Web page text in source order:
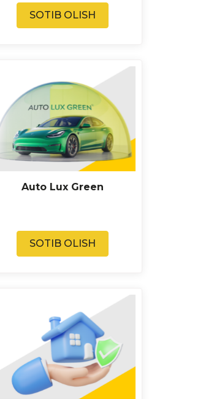
SOTIB OLISH
Auto Lux Green
SOTIB OLISH